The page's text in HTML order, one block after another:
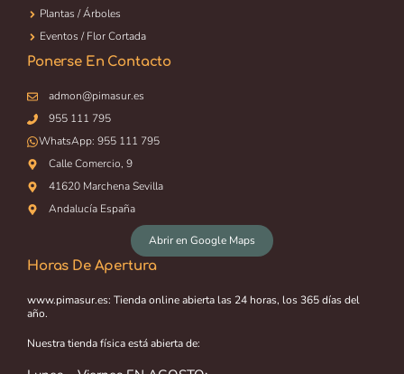
Plantas / Árboles
Eventos / Flor Cortada
Ponerse En Contacto
admon@pimasur.es
955 111 795
WhatsApp: 955 111 795
Calle Comercio, 9
41620 Marchena Sevilla
Andalucía España
Abrir en Google Maps
Horas De Apertura
www.pimasur.es: Tienda online abierta las 24 horas, los 365 días del
año.
Nuestra tienda física está abierta de: